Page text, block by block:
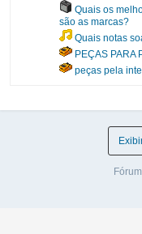
Quais os
são as marcas?
Quais notas
PEÇAS PARA
peças pela